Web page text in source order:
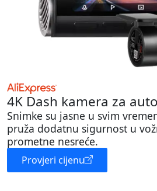
4K Dash kamera za auto
Snimke su jasne u svim
pruža dodatnu sigurnost u
prometne nesreće.
Provjeri cijenu